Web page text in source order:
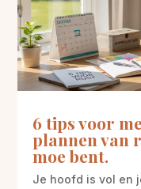
6 tips voor
plannen van
moe bent.
Je hoofd is vol en